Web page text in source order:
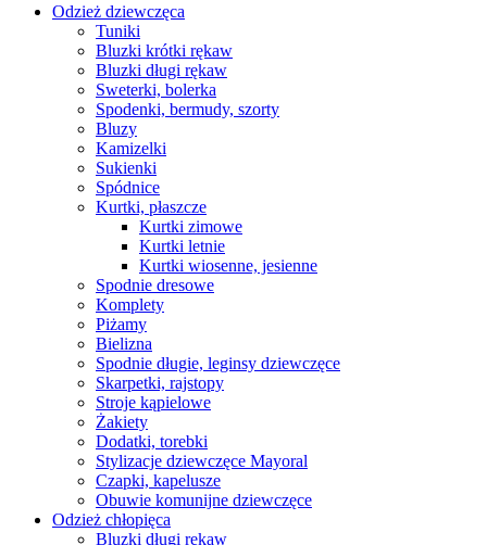
Odzież dziewczęca
Tuniki
Bluzki krótki rękaw
Bluzki długi rękaw
Sweterki, bolerka
Spodenki, bermudy, szorty
Bluzy
Kamizelki
Sukienki
Spódnice
Kurtki, płaszcze
Kurtki zimowe
Kurtki letnie
Kurtki wiosenne, jesienne
Spodnie dresowe
Komplety
Piżamy
Bielizna
Spodnie długie, leginsy dziewczęce
Skarpetki, rajstopy
Stroje kąpielowe
Żakiety
Dodatki, torebki
Stylizacje dziewczęce Mayoral
Czapki, kapelusze
Obuwie komunijne dziewczęce
Odzież chłopięca
Bluzki długi rękaw